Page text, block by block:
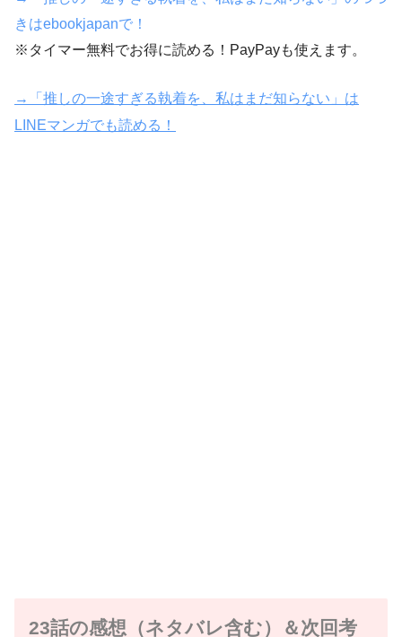
きはebookjapanで！
※タイマー無料でお得に読める！PayPayも使えます。
→「推しの一途すぎる執着を、私はまだ知らない」は
LINEマンガでも読める！
23話の感想（ネタバレ含む）＆次回考